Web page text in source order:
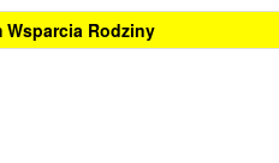
Wsparcia Rodziny